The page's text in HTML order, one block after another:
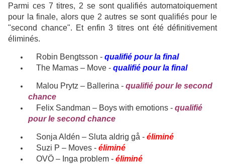
Parmi ces 7 titres, 2 se sont qualifiés automatoiquement
pour la finale, alors que 2 autres se sont qualifiés pour le
"second chance". Et enfin 3 titres ont été définitivement
éliminés.
Robin Bengtsson - qualifié pour la final
The Mamas – Move - qualifié pour la final
Malou Prytz – Ballerina - qualifié pour le second
chance
Felix Sandman – Boys with emotions - qualifié
pour le second chance
Sonja Aldén – Sluta aldrig gå - éliminé
Suzi P – Moves - éliminé
OVÖ – Inga problem - éliminé